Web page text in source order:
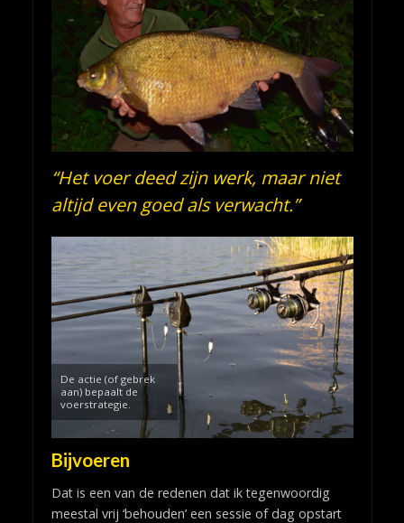
“Het voer deed zijn werk, maar niet
altijd even goed als verwacht.”
De actie (of gebrek
aan) bepaalt de
voerstrategie.
Bijvoeren
Dat is een van de redenen dat ik tegenwoordig
meestal vrij ‘behouden’ een sessie of dag opstart